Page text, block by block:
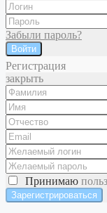
Забыли пароль?
Войти
Регистрация
закрыть
Принимаю